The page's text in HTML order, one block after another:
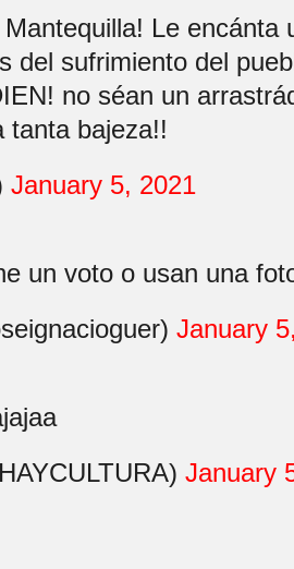
Le encánta
del sufrimiento del
no séan un
tanta bajeza!!
January 5, 2021
un voto o usan una
January
January